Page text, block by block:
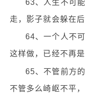
63、人生不可
走，影子就会躲在
64、一个人不
这样做，已经不再
65、不管前方
不管多么崎岖不平